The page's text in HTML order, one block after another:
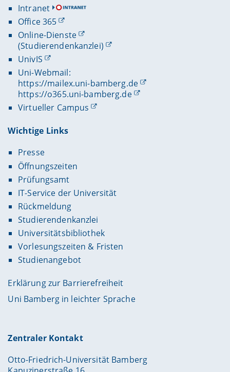
Intranet
Office 365
Online-Dienste
(Studierendenkanzlei)
UnivIS
Uni-Webmail:
https://mailex.uni-bamberg.de
https://o365.uni-bamberg.de
Virtueller Campus
Wichtige Links
Presse
Öffnungszeiten
Prüfungsamt
IT-Service der Universität
Rückmeldung
Studierendenkanzlei
Universitätsbibliothek
Vorlesungszeiten & Fristen
Studienangebot
Erklärung zur Barrierefreiheit
Uni Bamberg in leichter Sprache
Zentraler Kontakt
Otto-Friedrich-Universität Bamberg